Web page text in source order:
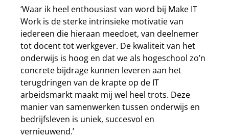
‘Waar ik heel enthousiast van word bij Make IT
Work is de sterke intrinsieke motivatie van
iedereen die hieraan meedoet, van deelnemer
tot docent tot werkgever. De kwaliteit van het
onderwijs is hoog en dat we als hogeschool zo’n
concrete bijdrage kunnen leveren aan het
terugdringen van de krapte op de IT
arbeidsmarkt maakt mij wel heel trots. Deze
manier van samenwerken tussen onderwijs en
bedrijfsleven is uniek, succesvol en
vernieuwend.’